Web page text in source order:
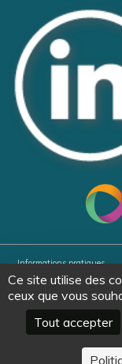
Ce site utilise des
ceux que vous
Tout accepter
Informations pratiques
Partenaires
Plan du site
Politique de